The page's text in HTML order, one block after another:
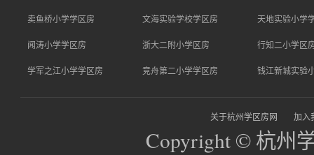
卖鱼桥小学学区房 文海实验学校学区房 天地实验小学
闻涛小学学区房 浙大二附小学区房 行知二小学区
学军之江小学学区房 竞舟第二小学学区房 钱江新城实验
关于杭州学区房网 加入
Copyright © 杭州